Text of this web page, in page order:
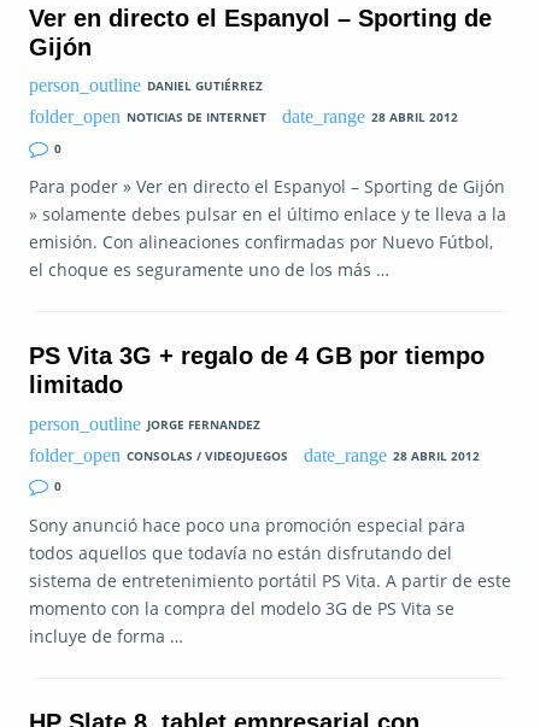
Ver en directo el Espanyol – Sporting de
Gijón
DANIEL GUTIÉRREZ
NOTICIAS DE INTERNET
28 ABRIL 2012
0
Para poder » Ver en directo el Espanyol – Sporting de Gijón
» solamente debes pulsar en el último enlace y te lleva a la
emisión. Con alineaciones confirmadas por Nuevo Fútbol,
el choque es seguramente uno de los más …
PS Vita 3G + regalo de 4 GB por tiempo
limitado
JORGE FERNANDEZ
CONSOLAS / VIDEOJUEGOS
28 ABRIL 2012
0
Sony anunció hace poco una promoción especial para
todos aquellos que todavía no están disfrutando del
sistema de entretenimiento portátil PS Vita. A partir de este
momento con la compra del modelo 3G de PS Vita se
incluye de forma …